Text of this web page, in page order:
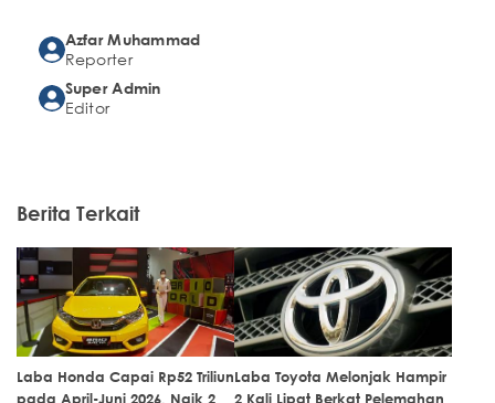
Azfar Muhammad
Reporter
Super Admin
Editor
Berita Terkait
Laba Honda Capai Rp52 Triliun
pada April-Juni 2026, Naik 2
Laba Toyota Melonjak Hampir
2 Kali Lipat Berkat Pelemahan